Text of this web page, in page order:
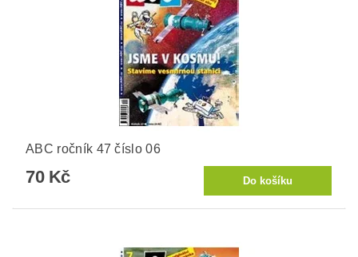
ABC ročník 47 číslo 06
70 Kč